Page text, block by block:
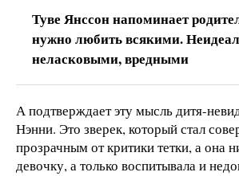
Туве Янссон напоминает
нужно любить всякими.
неласковыми, вредными
А подтверждает эту мысль дитя-
Нэнни. Это зверек, который стал
прозрачным от критики тетки, а она
девочку, а только воспитывала и